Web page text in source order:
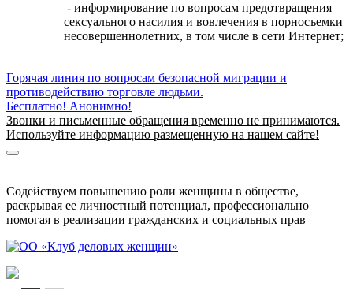
- информирование по вопросам предотвращения
сексуального насилия и вовлечения в порносъемки
несовершеннолетних, в том числе в сети Интернет;
Горячая линия по вопросам безопасной миграции и
противодействию торговле людьми.
Бесплатно! Анонимно!
Звонки и письменные обращения временно не принимаются.
Используйте информацию размещенную на нашем сайте!
Содействуем повышению роли женщины в обществе,
раскрывая ее личностный потенциал, профессионально
помогая в реализации гражданских и социальных прав
RUEN